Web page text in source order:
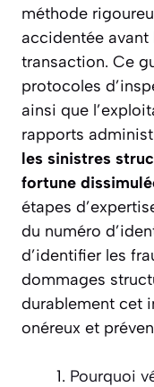
méthode
accidentée
transaction. Ce
protocoles
ainsi que
rapports
les sinistres
fortune
étapes
du numéro
d’identifier les
dommages
durablement cet
onéreux et
Pourquoi